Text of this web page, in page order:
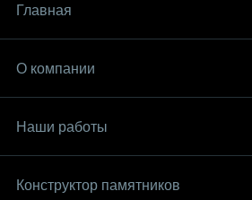
Главная
О компании
Наши работы
Конструктор памятников